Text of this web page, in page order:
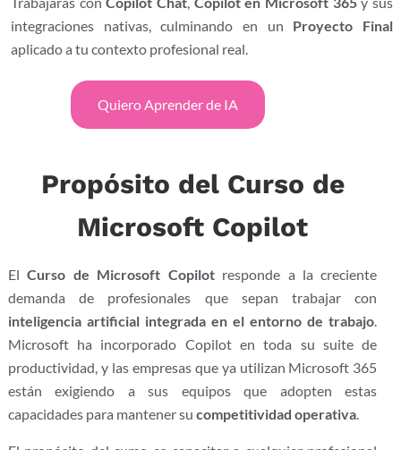
integraciones nativas, culminando en un Proyecto Final
aplicado a tu contexto profesional real.
Quiero Aprender de IA
Propósito del Curso de
Microsoft Copilot
ElCurso de Microsoft Copilotresponde a la creciente
demanda de profesionales que sepan trabajar con
inteligencia artificial integrada en el entorno de trabajo.
Microsoft ha incorporado Copilot en toda su suite de
productividad, y las empresas que ya utilizan Microsoft 365
están exigiendo a sus equipos que adopten estas
capacidades para mantener su competitividad operativa.